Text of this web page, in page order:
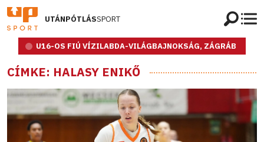
UTÁNPÓTLÁSSPORT
U16-OS FIÚ VÍZILABDA-VILÁGBAJNOKSÁG, ZÁGRÁB
CÍMKE: HALASY ENIKŐ